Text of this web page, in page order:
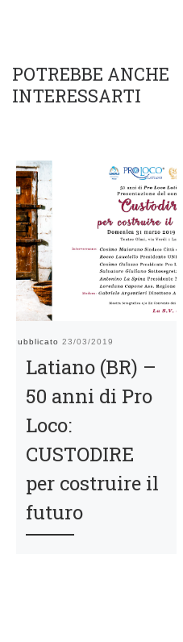
POTREBBE ANCHE
INTERESSARTI
Pubblicato 23/03/2019
Latiano (BR) –
50 anni di Pro
Loco:
CUSTODIRE
per costruire il
futuro